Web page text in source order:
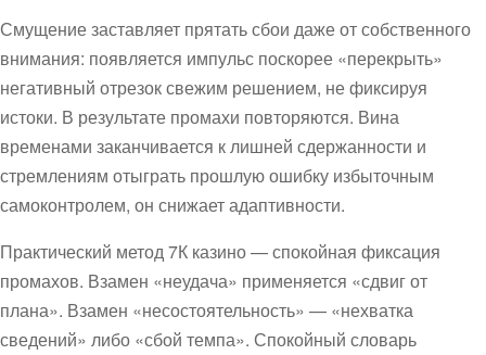
Смущение заставляет прятать сбои даже от собственного
внимания: появляется импульс поскорее «перекрыть»
негативный отрезок свежим решением, не фиксируя
истоки. В результате промахи повторяются. Вина
временами заканчивается к лишней сдержанности и
стремлениям отыграть прошлую ошибку избыточным
самоконтролем, он снижает адаптивности.
Практический метод 7К казино — спокойная фиксация
промахов. Взамен «неудача» применяется «сдвиг от
плана». Взамен «несостоятельность» — «нехватка
сведений» либо «сбой темпа». Спокойный словарь